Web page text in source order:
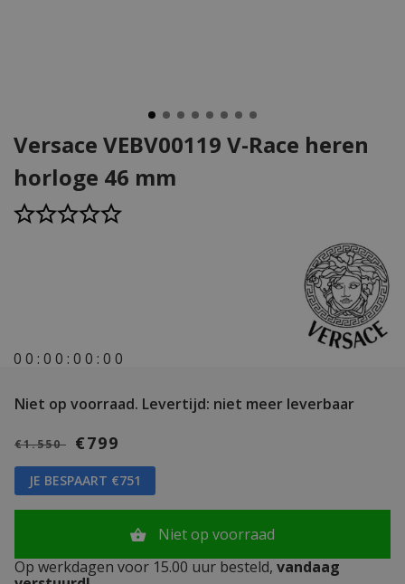
Versace VEBV00119 V-Race heren
horloge 46 mm
0 0 : 0 0 : 0 0 : 0 0
Niet op voorraad. Levertijd: niet meer leverbaar
€1.550 €799
JE BESPAART €751
Niet op voorraad
Op werkdagen voor 15.00 uur besteld, vandaag